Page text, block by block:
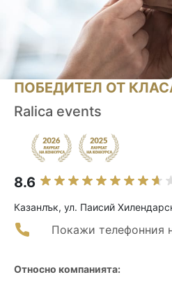
ПОБЕДИТЕЛ ОТ
Ralica events
8.6
Казанлък, ул. Паисий
Покажи телефонния
Относно компанията: